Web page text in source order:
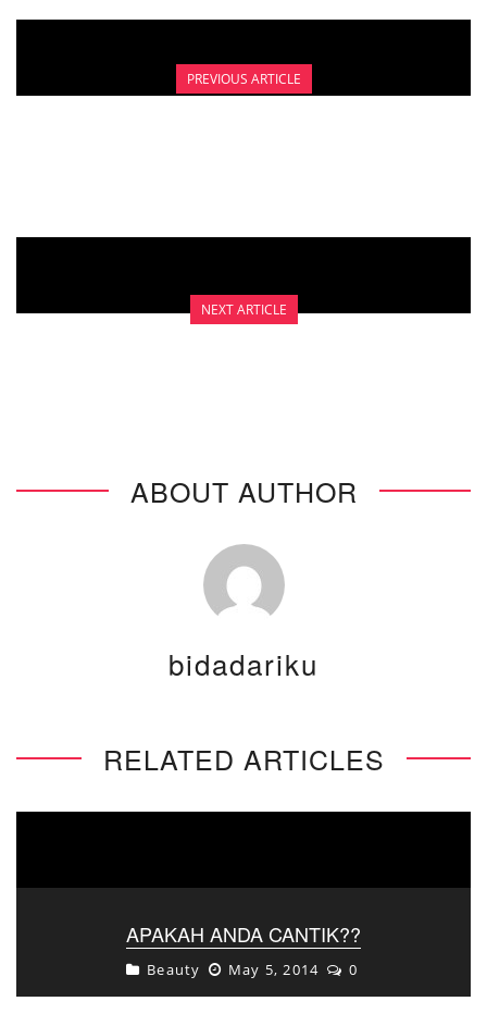
PREVIOUS ARTICLE
NEXT ARTICLE
ABOUT AUTHOR
bidadariku
RELATED ARTICLES
APAKAH ANDA CANTIK??
Beauty May 5, 2014 0